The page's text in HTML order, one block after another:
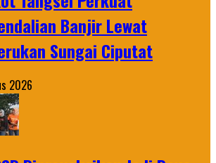
Banjir Lewat
Sungai Ciputat
2026